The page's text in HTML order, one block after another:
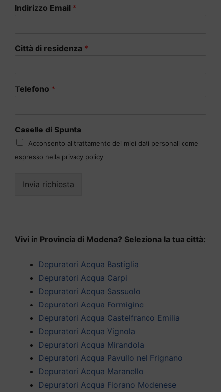
Indirizzo Email *
Città di residenza *
Telefono *
Caselle di Spunta
Acconsento al trattamento dei miei dati personali come
espresso nella privacy policy
Invia richiesta
Vivi in Provincia di Modena? Seleziona la tua città:
Depuratori Acqua Bastiglia
Depuratori Acqua Carpi
Depuratori Acqua Sassuolo
Depuratori Acqua Formigine
Depuratori Acqua Castelfranco Emilia
Depuratori Acqua Vignola
Depuratori Acqua Mirandola
Depuratori Acqua Pavullo nel Frignano
Depuratori Acqua Maranello
Depuratori Acqua Fiorano Modenese